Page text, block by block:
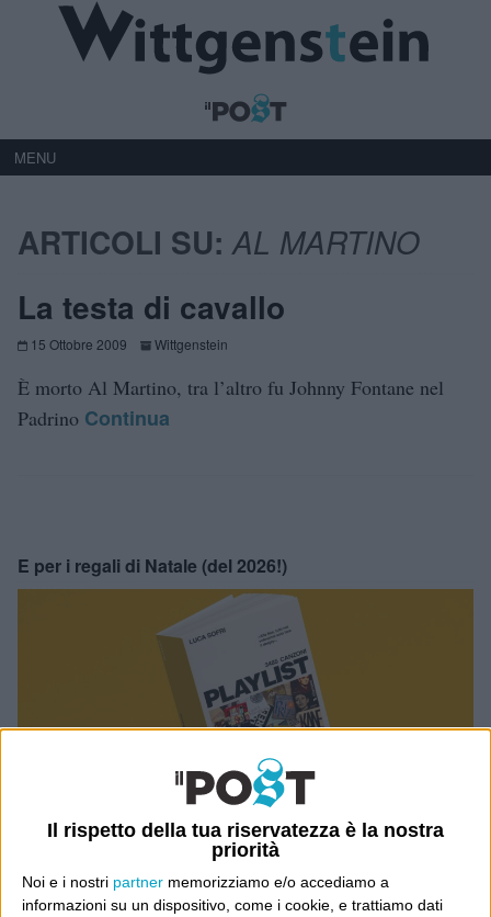
Il rispetto della tua riservatezza è la nostra
priorità
Noi e i nostri partner memorizziamo e/o accediamo a
informazioni su un dispositivo, come i cookie, e trattiamo dati
MENU
ARTICOLI SU:AL MARTINO
La testa di cavallo
15 Ottobre 2009 Wittgenstein
È morto Al Martino, tra l’altro fu Johnny Fontane nel
Padrino Continua
E per i regali di Natale (del 2026!)